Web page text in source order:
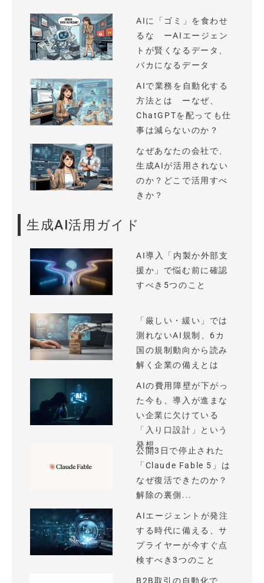
AIに「ゴミ」を食わせ
るな ーAIエージェン
トが賢くなるデータ、
バカになるデータ
AIで業務を自動化する
方法とは ーなぜ、
ChatGPTを配っても仕
事は減らないのか？
なぜあなたの会社で、
生成AIが活用されない
のか？どこで活用すべ
きか？
生成AI活用ガイド
AI導入「内製か外部支
援か」で悩む前に確認
すべき5つのこと
「厳しい・緩い」では
測れないAI規制、6カ
国の規制動向から読み
解く企業の備えとは
AIの費用障壁が下がっ
た今も、導入が進まな
い企業に欠けている
「入り口設計」という
発想
公開3日で停止された
「Claude Fable 5」は
なぜ復活できたのか？
解除の裏側...
AIエージェントが発注
する時代に備える、サ
プライヤーが今すぐ点
検すべき3つのこと